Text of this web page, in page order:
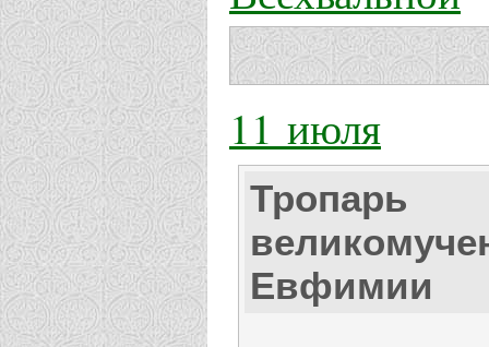
11 июля
Тропарь
Евфимии